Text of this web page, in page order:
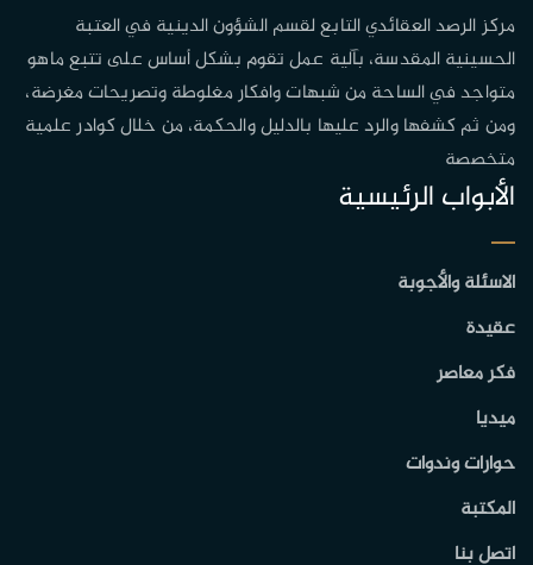
مركز الرصد العقائدي التابع لقسم الشؤون الدينية في العتبة
الحسينية المقدسة، بآلية عمل تقوم بشكل أساس على تتبع ماهو
متواجد في الساحة من شبهات وافكار مغلوطة وتصريحات مغرضة،
ومن ثم كشفها والرد عليها بالدليل والحكمة، من خلال كوادر علمية
متخصصة
الأبواب الرئيسية
الاسئلة والأجوبة
عقيدة
فكر معاصر
ميديا
حوارات وندوات
المكتبة
اتصل بنا